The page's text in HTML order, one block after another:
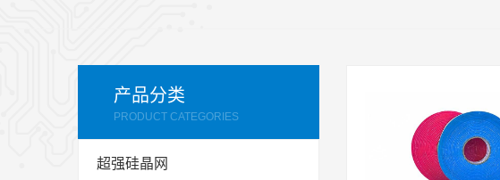
产品分类
PRODUCT CATEGORIES
超强硅晶网